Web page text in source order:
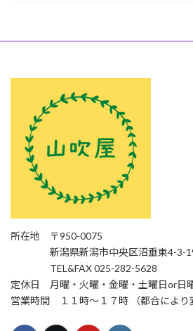
所在地 〒950-0075
新潟県新潟市中央区沼垂東4-3-
TEL&FAX 025-282-5628
定休日 月曜・火曜・金曜・土曜日or日
営業時間 １１時〜１７時 （都合により